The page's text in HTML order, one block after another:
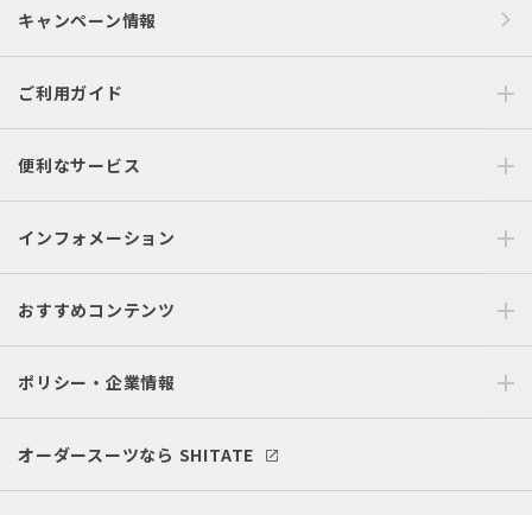
キャンペーン情報
ご利用ガイド
便利なサービス
インフォメーション
おすすめコンテンツ
ポリシー・企業情報
オーダースーツなら SHITATE